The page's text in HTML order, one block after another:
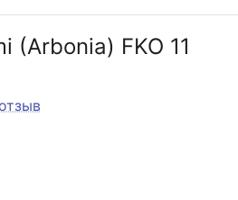
(Arbonia) FKO 11